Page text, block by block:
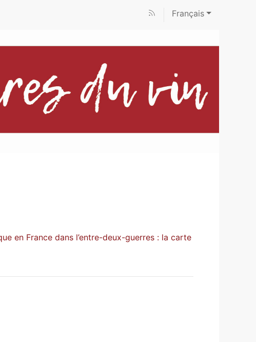
Français
en France dans l’entre-deux-guerres : la carte